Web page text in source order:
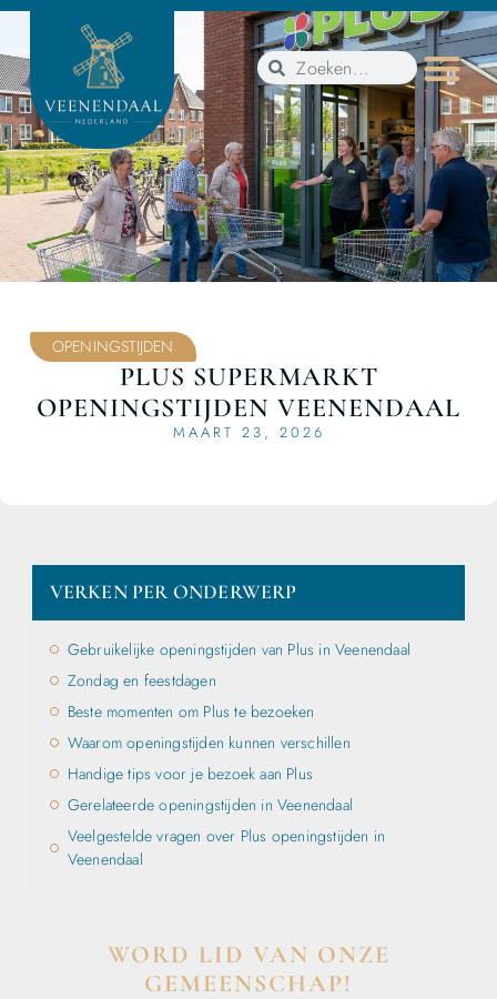
OPENINGSTIJDEN
PLUS SUPERMARKT
OPENINGSTIJDEN VEENENDAAL
MAART 23, 2026
VERKEN PER ONDERWERP
Gebruikelijke openingstijden van Plus in Veenendaal
Zondag en feestdagen
Beste momenten om Plus te bezoeken
Waarom openingstijden kunnen verschillen
Handige tips voor je bezoek aan Plus
Gerelateerde openingstijden in Veenendaal
Veelgestelde vragen over Plus openingstijden in
Veenendaal
WORD LID VAN ONZE
GEMEENSCHAP!